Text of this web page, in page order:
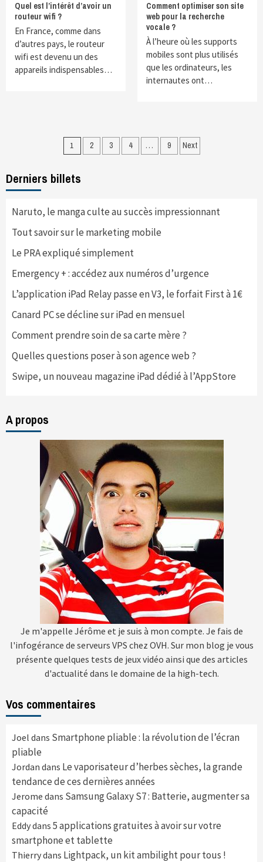
Quel est l’intérêt d’avoir un
routeur wifi ?
En France, comme dans
d’autres pays, le routeur
wifi est devenu un des
appareils indispensables…
Comment optimiser son site
web pour la recherche
vocale ?
À l’heure où les supports
mobiles sont plus utilisés
que les ordinateurs, les
internautes ont…
Navigation
articles
1 2 3 4 … 9 Next
Derniers billets
Naruto, le manga culte au succès impressionnant
Tout savoir sur le marketing mobile
Le PRA expliqué simplement
Emergency + : accédez aux numéros d’urgence
L’application iPad Relay passe en V3, le forfait First à 1€
Canard PC se décline sur iPad en mensuel
Comment prendre soin de sa carte mère ?
Quelles questions poser à son agence web ?
Swipe, un nouveau magazine iPad dédié à l’AppStore
A propos
Je m'appelle Jérôme et je suis à mon compte. Je fais de
l'infogérance de serveurs VPS chez OVH. Sur mon blog je vous
présente quelques tests de jeux vidéo ainsi que des articles
d'actualité dans le domaine de la high-tech.
Vos commentaires
Joel dans Smartphone pliable : la révolution de l’écran
pliable
Jordan dans Le vaporisateur d’herbes sèches, la grande
tendance de ces dernières années
Jerome dans Samsung Galaxy S7 : Batterie, augmenter sa
capacité
Eddydans 5 applications gratuites à avoir sur votre
smartphone et tablette
Thierrydans Lightpack, un kit ambilight pour tous !